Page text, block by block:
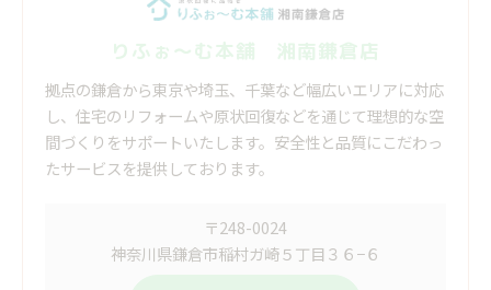
りふぉ～む本舗 湘南鎌倉店
拠点の鎌倉から東京や埼玉、千葉など幅広いエリアに対応
し、住宅のリフォームや原状回復などを通じて理想的な空
間づくりをサポートいたします。安全性と品質にこだわっ
たサービスを提供しております。
〒248-0024
神奈川県鎌倉市稲村ガ崎５丁目３６−６